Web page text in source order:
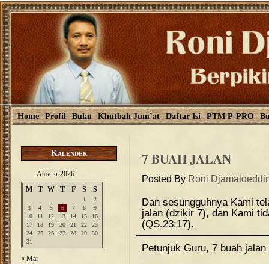
Home Profil Buku Khutbah Jum’at Daftar Isi PTM P-PRO
Kalender
August 2026
M
T W T F S S
1
2
3
4 5 6 7 8
9
10
11 12 13 14 15
16
17
18 19 20 21 22
23
24
25 26 27 28 29
30
31
« Mar
7 BUAH JALAN
Posted By Roni
Dan sesungguhnya Kami
jalan (dzikir 7), dan Kami
(QS.23:17).
Petunjuk Guru, 7 buah